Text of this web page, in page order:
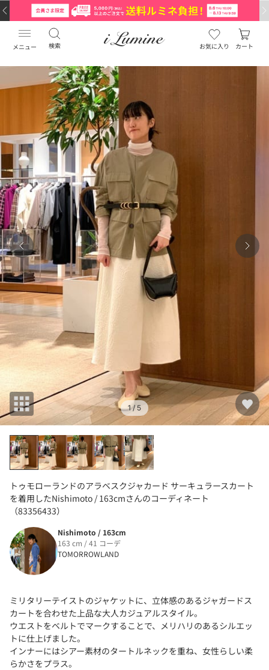
メニュー 検索 お気に入り カート
1/ 5
トゥモローランドのアラベスクジャカード サーキュラースカート
を着用したNishimoto / 163cmさんのコーディネート
（83356433）
Nishimoto / 163cm
163 cm / 41 コーデ
TOMORROWLAND
ミリタリーテイストのジャケットに、立体感のあるジャガードス
カートを合わせた上品な大人カジュアルスタイル。
ウエストをベルトでマークすることで、メリハリのあるシルエッ
トに仕上げました。
インナーにはシアー素材のタートルネックを重ね、女性らしい柔
らかさをプラス。